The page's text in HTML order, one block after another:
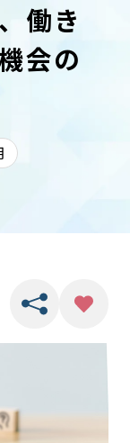
働き
会の